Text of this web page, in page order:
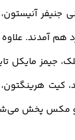
جنیفر
آمدند. علاوه
مایکل
کیت
مکس پخش